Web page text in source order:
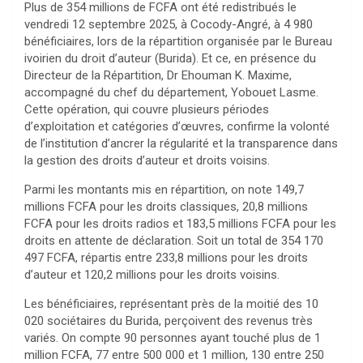
Plus de 354 millions de FCFA ont été redistribués le
vendredi 12 septembre 2025, à Cocody-Angré, à 4 980
bénéficiaires, lors de la répartition organisée par le Bureau
ivoirien du droit d’auteur (Burida). Et ce, en présence du
Directeur de la Répartition, Dr Ehouman K. Maxime,
accompagné du chef du département, Yobouet Lasme.
Cette opération, qui couvre plusieurs périodes
d’exploitation et catégories d’œuvres, confirme la volonté
de l’institution d’ancrer la régularité et la transparence dans
la gestion des droits d’auteur et droits voisins.
Parmi les montants mis en répartition, on note 149,7
millions FCFA pour les droits classiques, 20,8 millions
FCFA pour les droits radios et 183,5 millions FCFA pour les
droits en attente de déclaration. Soit un total de 354 170
497 FCFA, répartis entre 233,8 millions pour les droits
d’auteur et 120,2 millions pour les droits voisins.
Les bénéficiaires, représentant près de la moitié des 10
020 sociétaires du Burida, perçoivent des revenus très
variés. On compte 90 personnes ayant touché plus de 1
million FCFA, 77 entre 500 000 et 1 million, 130 entre 250